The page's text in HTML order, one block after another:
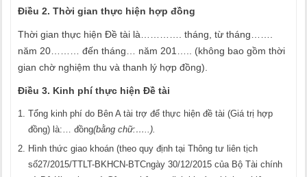
Điều 2. Thời gian thực hiện hợp đồng
Thời gian thực hiện Đề tài là…………. tháng, từ tháng…….
năm 20……… đến tháng… năm 201….. (không bao gồm thời
gian chờ nghiệm thu và thanh lý hợp đồng).
Điều 3. Kinh phí thực hiện Đề tài
Tổng kinh phí do Bên A tài trợ để thực hiện đề tài (Giá trị hợp
đồng) là:… đồng(bằng chữ:…..).
Hình thức giao khoán (theo quy định tại Thông tư liên tịch
số27/2015/TTLT-BKHCN-BTCngày 30/12/2015 của Bộ Tài chính